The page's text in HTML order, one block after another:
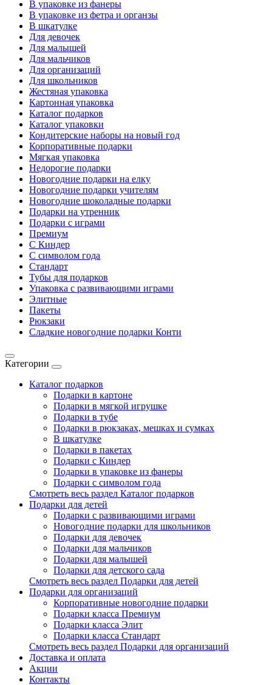
В упаковке из фанеры
В упаковке из фетра и органзы
В шкатулке
Для девочек
Для малышей
Для мальчиков
Для организаций
Для школьников
Жестяная упаковка
Картонная упаковка
Каталог подарков
Каталог упаковки
Кондитерские наборы на новый год
Корпоративные подарки
Мягкая упаковка
Недорогие подарки
Новогодние подарки на елку
Новогодние подарки учителям
Новогодние шоколадные подарки
Подарки на утренник
Подарки с играми
Премиум
С Киндер
С символом года
Стандарт
Тубы для подарков
Упаковка с развивающими играми
Элитные
Пакеты
Рюкзаки
Сладкие новогодние подарки Конти
Категории
Каталог подарков
Подарки в картоне
Подарки в мягкой игрушке
Подарки в тубе
Подарки в рюкзаках, мешках и сумках
В шкатулке
Подарки в пакетах
Подарки с Киндер
Подарки в упаковке из фанеры
Подарки с символом года
Смотреть весь раздел Каталог подарков
Подарки для детей
Подарки с развивающими играми
Новогодние подарки для школьников
Подарки для девочек
Подарки для мальчиков
Подарки для малышей
Подарки для детского сада
Смотреть весь раздел Подарки для детей
Подарки для организаций
Корпоративные новогодние подарки
Подарки класса Премиум
Подарки класса Элит
Подарки класса Стандарт
Смотреть весь раздел Подарки для организаций
Доставка и оплата
Акции
Контакты